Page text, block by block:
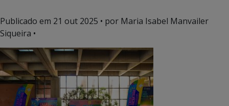
Publicado em 21 out 2025 • por Maria Isabel Manvailer
Siqueira •